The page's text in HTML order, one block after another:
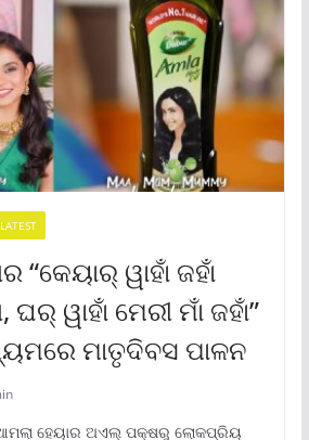
LATEST
“କେୟାର୍ ୱାହାଁ ଜହାଁ
ୱାହାଁ ମେରୀ ମାଁ ଜହାଁ”
ମାତୃଦିବସ ପାଳନ
ହେୟାର ଅଏଲ୍ ପକ୍ଷରୁ ଲୋକପ୍ରିୟ